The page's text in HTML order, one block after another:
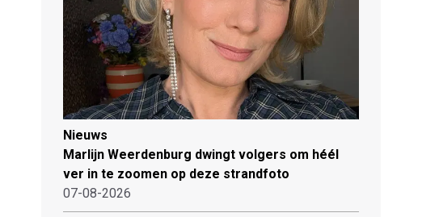
Nieuws
Marlijn Weerdenburg dwingt volgers om héél
ver in te zoomen op deze strandfoto
07-08-2026